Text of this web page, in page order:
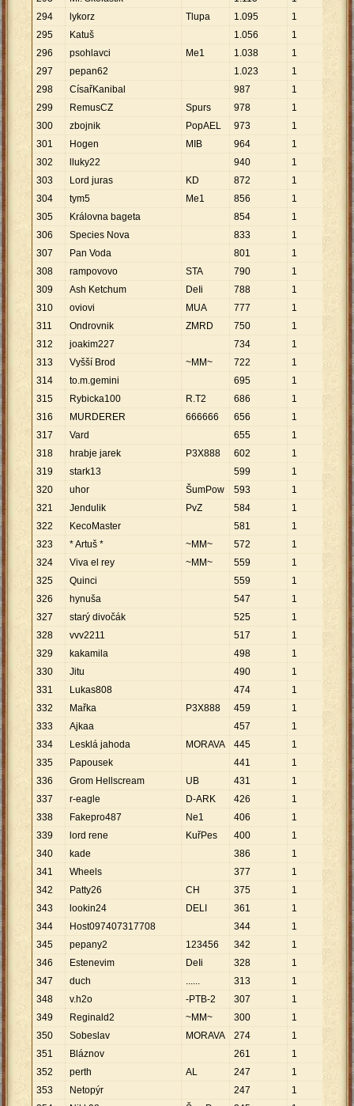
294
lykorz Tlupa 1.095 1
295
Katuš 1.056 1
296
psohlavci Me1 1.038 1 1
297
pepan62 1.023 1
298
CísařKanibal 987 1
299
RemusCZ Spurs 978 1
978
300
zbojnik PopAEL 973 1
973
301
Hogen MIB 964 1
302
lluky22 940 1
940
303
Lord juras KD 872 1
872
304
tym5 Me1 856 1
305
Královna bageta 854 1
854
306
Species Nova 833 1
833
307
Pan Voda 801 1
308
rampovovo STA 790 1
790
309
Ash Ketchum DeIi 788 1
788
310
oviovi MUA 777 1
777
311
Ondrovnik ZMRD 750 1
750
312
joakim227 734 1
734
313
Vyšší Brod ~MM~ 722 1
314
to.m.gemini 695 1
695
315
Rybicka100 R.T2 686 1
316
MURDERER 666666 656 1
656
317
Vard 655 1
655
318
hrabje jarek P3X888 602 1
319
stark13 599 1
599
320
uhor ŠumPow 593 1
321
Jendulik PvZ 584 1
322
KecoMaster 581 1
581
323
* Artuš * ~MM~ 572 1
324
Viva el rey ~MM~ 559 1
559
325
Quinci 559 1
559
326
hynuša 547 1
327
starý divočák 525 1
525
328
vvv2211 517 1
517
329
kakamila 498 1
330
Jitu 490 1
490
331
Lukas808 474 1
474
332
Mařka P3X888 459 1
333
Ajkaa 457 1
457
334
Lesklá jahoda MORAVA 445 1
335
Papousek 441 1
441
336
Grom Hellscream UB 431 1
431
337
r-eagle D-ARK 426 1
338
Fakepro487 Ne1 406 1
406
339
lord rene KuřPes 400 1
400
340
kade 386 1
386
341
Wheels 377 1
377
342
Patty26 CH 375 1
375
343
lookin24 DELI 361 1
344
Host097407317708 344 1
344
345
pepany2 123456 342 1
346
Estenevim DeIi 328 1
347
duch ...... 313 1
313
348
v.h2o -PTB-2 307 1
307
349
Reginald2 ~MM~ 300 1
300
350
Sobeslav MORAVA 274 1
274
351
Bláznov 261 1
261
352
perth AL 247 1
247
353
Netopýr 247 1
247